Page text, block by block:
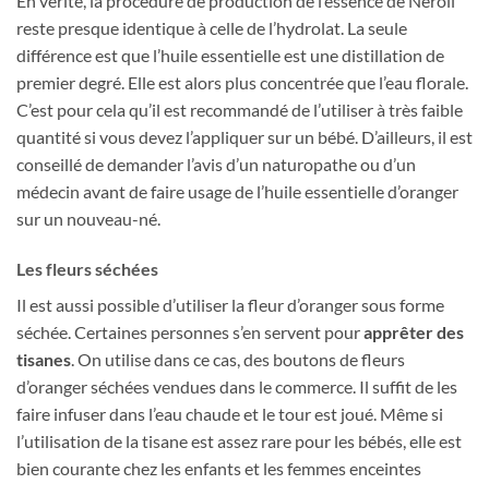
reste presque identique à celle de l’hydrolat. La seule
différence est que l’huile essentielle est une distillation de
premier degré. Elle est alors plus concentrée que l’eau florale.
C’est pour cela qu’il est recommandé de l’utiliser à très faible
quantité si vous devez l’appliquer sur un bébé. D’ailleurs, il est
conseillé de demander l’avis d’un naturopathe ou d’un
médecin avant de faire usage de l’huile essentielle d’oranger
sur un nouveau-né.
Les fleurs séchées
Il est aussi possible d’utiliser la fleur d’oranger sous forme
séchée. Certaines personnes s’en servent pourapprêter des
tisanes. On utilise dans ce cas, des boutons de fleurs
d’oranger séchées vendues dans le commerce. Il suffit de les
faire infuser dans l’eau chaude et le tour est joué. Même si
l’utilisation de la tisane est assez rare pour les bébés, elle est
bien courante chez les enfants et les femmes enceintes